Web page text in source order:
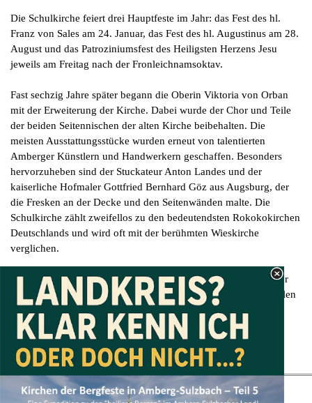
Die Schulkirche feiert drei Hauptfeste im Jahr: das Fest des hl.
Franz von Sales am 24. Januar, das Fest des hl. Augustinus am 28.
August und das Patroziniumsfest des Heiligsten Herzens Jesu
jeweils am Freitag nach der Fronleichnamsoktav.
Fast sechzig Jahre später begann die Oberin Viktoria von Orban
mit der Erweiterung der Kirche. Dabei wurde der Chor und Teile
der beiden Seitennischen der alten Kirche beibehalten. Die
meisten Ausstattungsstücke wurden erneut von talentierten
Amberger Künstlern und Handwerkern geschaffen. Besonders
hervorzuheben sind der Stuckateur Anton Landes und der
kaiserliche Hofmaler Gottfried Bernhard Göz aus Augsburg, der
die Fresken an der Decke und den Seitenwänden malte. Die
Schulkirche zählt zweifellos zu den bedeutendsten Rokokokirchen
Deutschlands und wird oft mit der berühmten Wieskirche
verglichen.
Die Schulkirche in Amberg ist ein beeindruckendes Zeugnis der
Barock- und Rokoko-Kunst und ein wichtiger Teil des kulturellen
Erbes der Stadt.
Zurück